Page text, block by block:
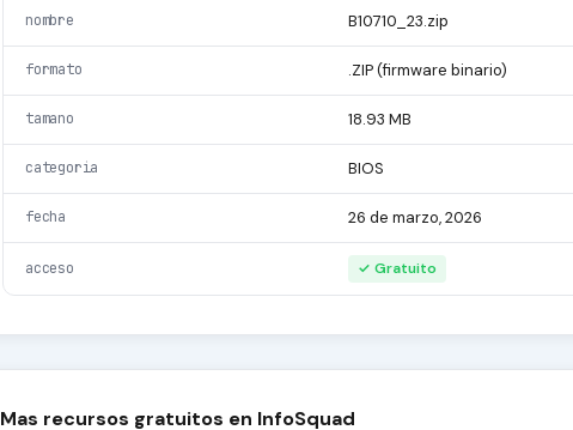
nombre B10710_23.zip
formato .ZIP (firmware binario)
tamano 18.93 MB
categoria BIOS
fecha 26 de marzo, 2026
acceso ✓ Gratuito
Mas recursos gratuitos en InfoSquad